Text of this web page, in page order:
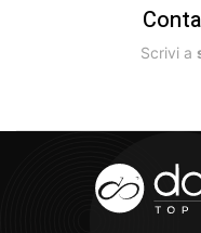
Scrivi a